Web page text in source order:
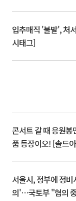
입추매직 '불발', 처
시태그]
콘서트 갈 때 응원
품 등장이오! [솔드
서울시, 정부에 정
의'⋯국토부 "협의